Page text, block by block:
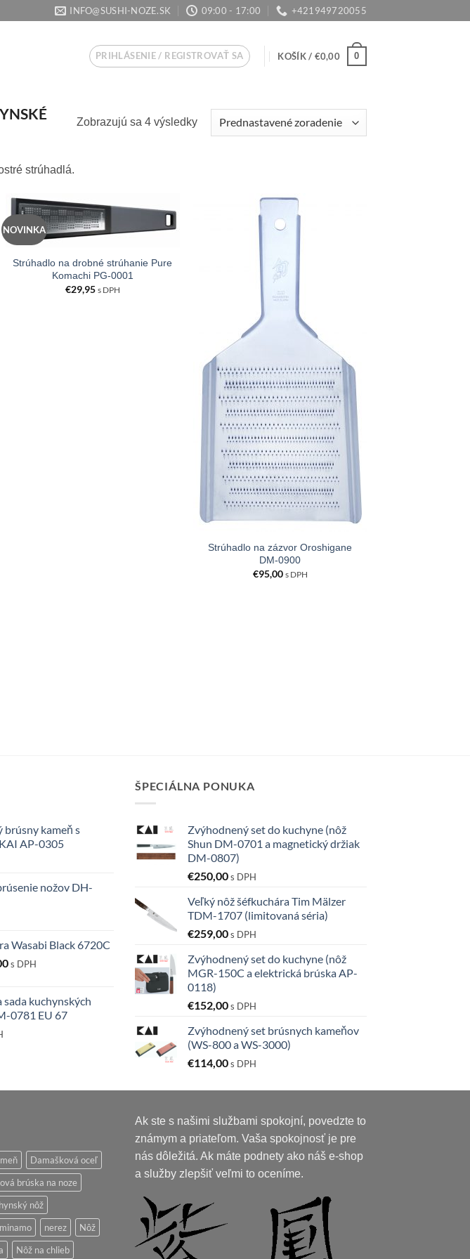
INFO@SUSHI-NOZE.SK 09:00 - 17:00 +421949720055
PRIHLÁSENIE / REGISTROVAŤ SA KOŠÍK / €0,00 0
Zobrazujú sa 4 výsledky
strúhadlá.
NOVINKA
Strúhadlo na drobné strúhanie Pure
Komachi PG-0001
€29,95 s DPH
Strúhadlo na zázvor Oroshigane
DM-0900
€95,00 s DPH
brúsny kameň s
AP-0305
nožov DH-
Wasabi Black 6720C
Aktuálna
€49,00.
s DPH
kuchynských
0781 EU 67
ŠPECIÁLNA PONUKA
Zvýhodnený set do kuchyne (nôž
Shun DM-0701 a magnetický držiak
DM-0807)
€250,00s DPH
Veľký nôž šéfkuchára Tim Mälzer
TDM-1707 (limitovaná séria)
€259,00s DPH
Zvýhodnený set do kuchyne (nôž
MGR-150C a elektrická brúska AP-
0118)
€152,00s DPH
Zvýhodnený set brúsnych kameňov
(WS-800 a WS-3000)
€114,00s DPH
Damašková oceľ
brúska na noze
nôž
minamo nerez
Nôž
Nôž na chlieb
Ak ste s našimi službami spokojní, povedzte to
známym a priateľom. Vaša spokojnosť je pre
nás dôležitá. Ak máte podnety ako náš e-shop
a služby zlepšiť veľmi to oceníme.